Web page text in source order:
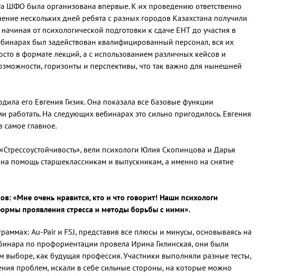
ШФО была организована впервые. К их проведению ответственно
нескольких дней ребята с разных городов Казахстана получили
от психологической подготовки к сдаче ЕНТ до участия в
был задействован квалифицированный персонал, вся их
в формате лекций, а с использованием различных кейсов и
горизонты и перспективы, что так важно для нынешней
его Евгения Гизик. Она показала все базовые функции
На следующих вебинарах это сильно пригодилось. Евгения
самое главное.
вели психологи Юлия Скопинцова и Дарья
помощь старшеклассникам и выпускникам, а именно на снятие
«Мне очень нравится, кто и что говорит! Наши психологи
проявления стресса и методы борьбы с ними».
Au-Pair и FSJ, представив все плюсы и минусы, основываясь на
по профориентации провела Ирина Гилинская, они были
как будущая профессия. Участники выполняли разные тесты,
проблем, искали в себе сильные стороны, на которые можно